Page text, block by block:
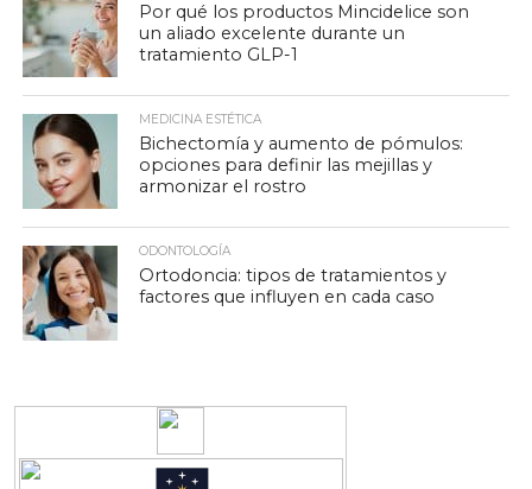
Por qué los productos Mincidelice son
un aliado excelente durante un
tratamiento GLP-1
MEDICINA ESTÉTICA
Bichectomía y aumento de pómulos:
opciones para definir las mejillas y
armonizar el rostro
ODONTOLOGÍA
Ortodoncia: tipos de tratamientos y
factores que influyen en cada caso